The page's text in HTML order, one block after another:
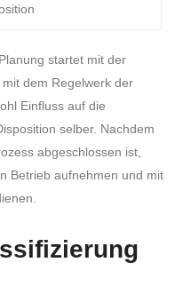
startet mit der
dem Regelwerk der
Einfluss auf die
selber. Nachdem
abgeschlossen ist,
Betrieb aufnehmen und mit